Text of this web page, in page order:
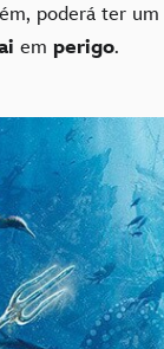
poderá ter um
em perigo.